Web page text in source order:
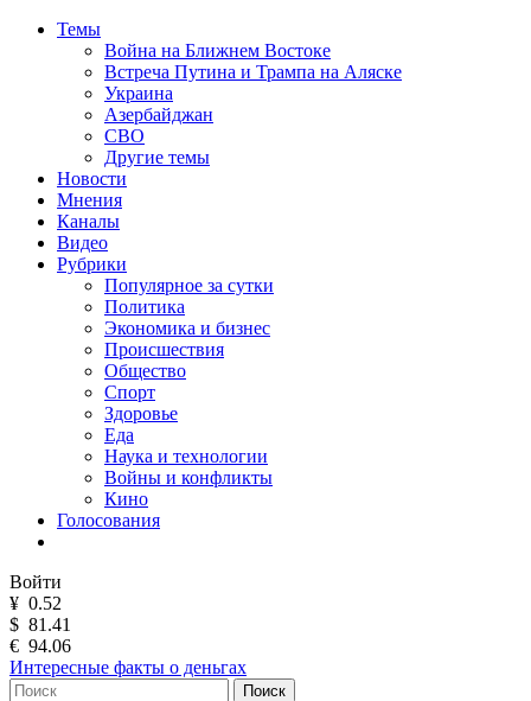
Темы
Война на Ближнем Востоке
Встреча Путина и Трампа на Аляске
Украина
Азербайджан
СВО
Другие темы
Новости
Мнения
Каналы
Видео
Рубрики
Популярное за сутки
Политика
Экономика и бизнес
Происшествия
Общество
Спорт
Здоровье
Еда
Наука и технологии
Войны и конфликты
Кино
Голосования
Войти
¥ 0.52
$ 81.41
€ 94.06
Интересные факты о деньгах
Поиск